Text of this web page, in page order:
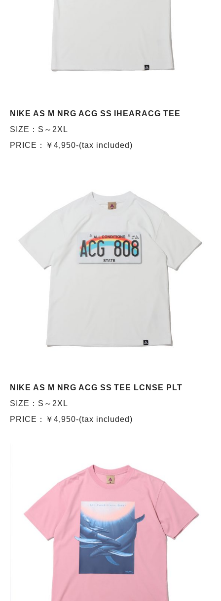
NIKE AS M NRG ACG SS IHEARACG TEE
SIZE：S～2XL
PRICE：￥4,950-(tax included)
NIKE AS M NRG ACG SS TEE LCNSE PLT
SIZE：S～2XL
PRICE：￥4,950-(tax included)